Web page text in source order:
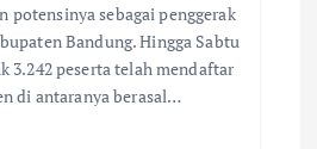
potensinya sebagai penggerak
Bandung. Hingga Sabtu
3.242 peserta telah mendaftar
di antaranya berasal…